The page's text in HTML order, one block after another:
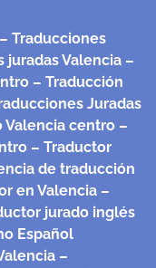
– Traducciones
juradas Valencia –
– Traducción
Juradas
Valencia centro –
– Traductor
de traducción
en Valencia –
jurado inglés
Español
–